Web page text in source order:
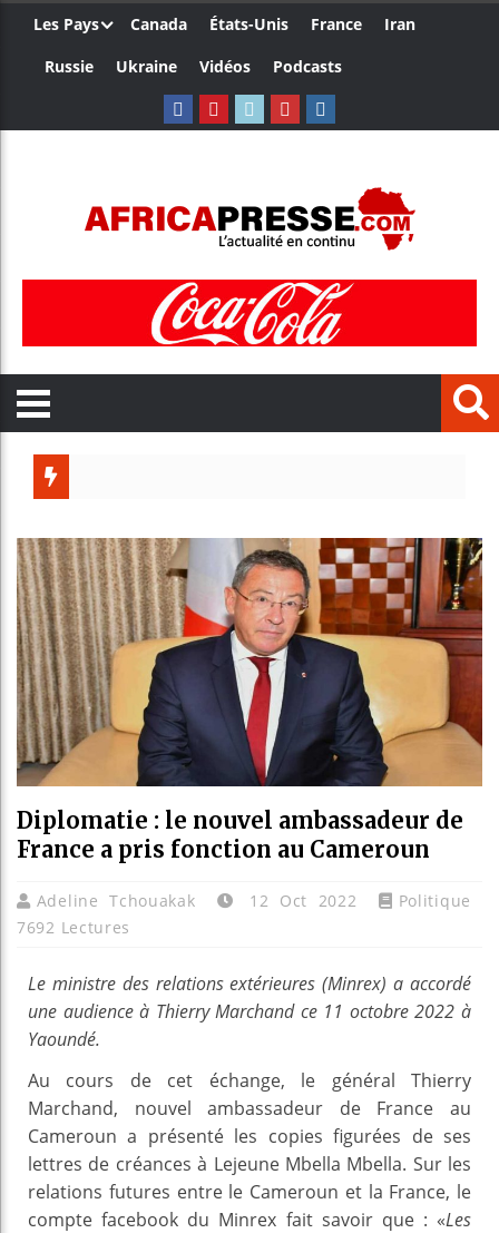
Les Pays Canada États-Unis France
Iran
Russie
Ukraine Vidéos Podcasts
Diplomatie : le nouvel ambassadeur de
France a pris fonction au Cameroun
Adeline Tchouakak 12 Oct 2022
Politique
7692 Lectures
Le ministre des relations extérieures (Minrex) a accordé
une audience à Thierry Marchand ce 11 octobre 2022 à
Yaoundé.
Au cours de cet échange, le général Thierry
Marchand, nouvel ambassadeur de France au
Cameroun a présenté les copies figurées de ses
lettres de créances à Lejeune Mbella Mbella. Sur les
relations futures entre le Cameroun et la France, le
compte facebook du Minrex fait savoir que : «Les